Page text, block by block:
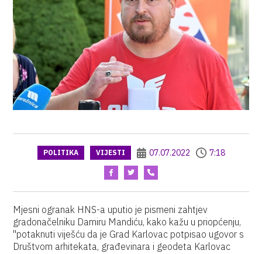
POLITIKA VIJESTI 07.07.2022 7:18
Mjesni ogranak HNS-a uputio je pismeni zahtjev
gradonačelniku Damiru Mandiću, kako kažu u priopćenju,
"potaknuti viješću da je Grad Karlovac potpisao ugovor s
Društvom arhitekata, građevinara i geodeta Karlovac